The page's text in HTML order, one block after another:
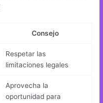
Consejo
Respetar las
limitaciones legales
Aprovecha la
oportunidad para